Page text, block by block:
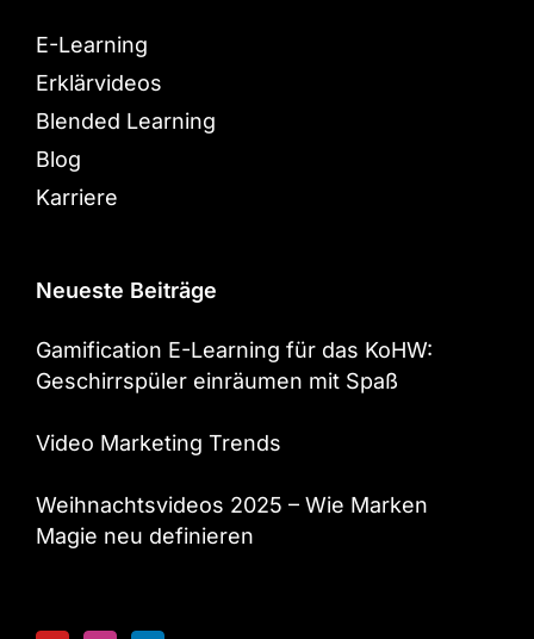
E-Learning
Erklärvideos
Blended Learning
Blog
Karriere
Neueste Beiträge
Gamification E-Learning für das KoHW:
Geschirrspüler einräumen mit Spaß
Video Marketing Trends
Weihnachtsvideos 2025 – Wie Marken
Magie neu definieren